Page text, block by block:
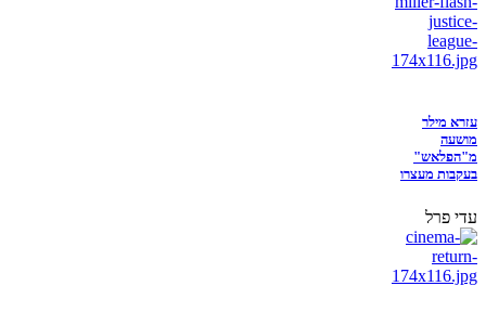
עזרא מילר
מושעה
מ"הפלאש"
בעקבות מעצרו
עדי פרל